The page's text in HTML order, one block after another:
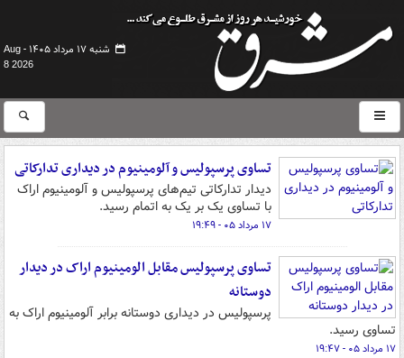
شنبه ۱۷ مرداد ۱۴۰۵ -
Aug
8 2026
تساوی پرسپولیس و آلومینیوم در دیداری تدارکاتی
دیدار تدارکاتی تیم‌های پرسپولیس و آلومینیوم اراک
با تساوی یک بر یک به اتمام رسید.
۱۷ مرداد ۰۵ - ۱۹:۴۹
تساوی پرسپولیس مقابل الومینیوم اراک در دیدار
دوستانه
پرسپولیس در دیداری دوستانه برابر آلومینیوم اراک به
تساوی رسید.
۱۷ مرداد ۰۵ - ۱۹:۴۷